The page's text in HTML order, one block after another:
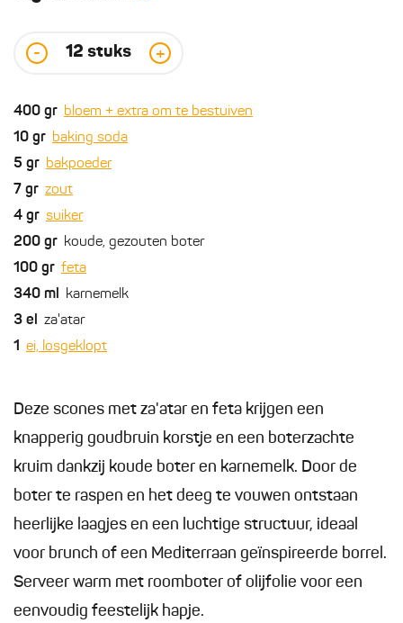
- 12 stuks +
400 gr bloem + extra om te bestuiven
10 gr baking soda
5 gr bakpoeder
7 gr zout
4 gr suiker
200 gr koude, gezouten boter
100 gr feta
340 ml karnemelk
3 el za'atar
1 ei, losgeklopt
Deze scones met za'atar en feta krijgen een
knapperig goudbruin korstje en een boterzachte
kruim dankzij koude boter en karnemelk. Door de
boter te raspen en het deeg te vouwen ontstaan
heerlijke laagjes en een luchtige structuur, ideaal
voor brunch of een Mediterraan geïnspireerde borrel.
Serveer warm met roomboter of olijfolie voor een
eenvoudig feestelijk hapje.